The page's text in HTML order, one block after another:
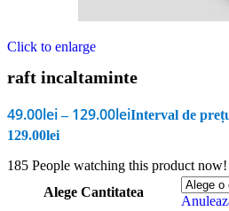
Click to enlarge
raft incaltaminte
49.00lei – 129.00leiInterval de
129.00lei
185 People watching this product now!
Alege Cantitatea